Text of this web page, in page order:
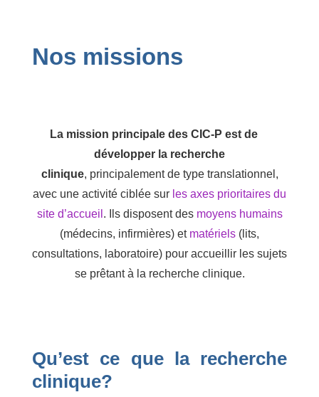
Nos missions
La mission principale des CIC-P est de
développer la recherche
clinique, principalement de type translationnel,
avec une activité ciblée sur les axes prioritaires du
site d’accueil . Ils disposent des moyens humains
(médecins, infirmières) et matériels (lits,
consultations, laboratoire) pour accueillir les sujets
se prêtant à la recherche clinique.
Qu’est ce que la recherche
clinique?